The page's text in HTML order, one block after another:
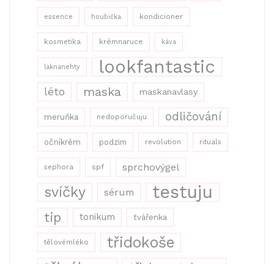
essence houbička kondicioner
kosmetika krémnaruce káva
laknanehty lookfantastic
léto maska maskanavlasy
meruňka nedoporučuju odličování
očníkrém podzim revolution rituals
sephora spf sprchovýgel
svíčky sérum testuju
tip tonikum tvářenka
tělovémléko
třidokoše